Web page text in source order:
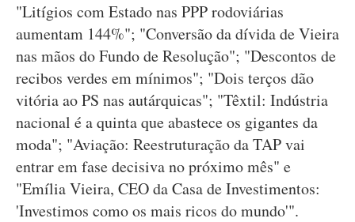
"Litígios com Estado nas PPP rodoviárias
aumentam 144%"; "Conversão da dívida de Vieira
nas mãos do Fundo de Resolução"; "Descontos de
recibos verdes em mínimos"; "Dois terços dão
vitória ao PS nas autárquicas"; "Têxtil: Indústria
nacional é a quinta que abastece os gigantes da
moda"; "Aviação: Reestruturação da TAP vai
entrar em fase decisiva no próximo mês" e
"Emília Vieira, CEO da Casa de Investimentos:
'Investimos como os mais ricos do mundo'".